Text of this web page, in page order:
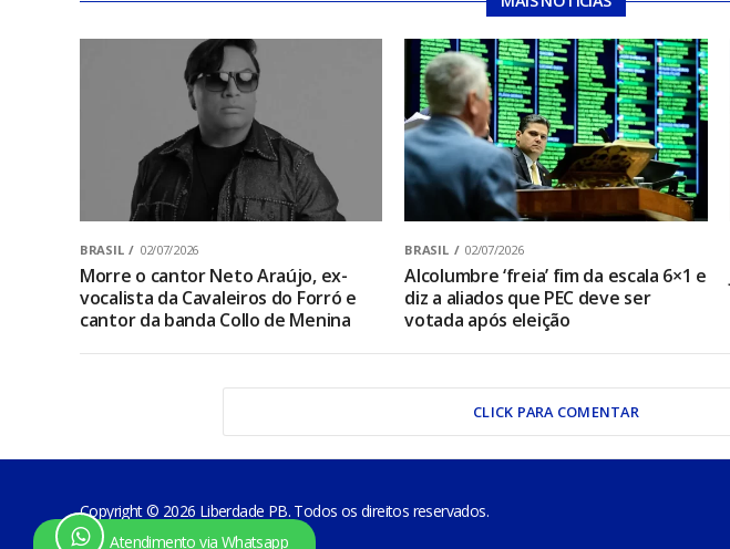
BRASIL 02/07/2026
Morre o cantor Neto Araújo, ex-
vocalista da Cavaleiros do Forró e
cantor da banda Collo de Menina
BRASIL 02/07/2026
Alcolumbre ‘freia’ fim da escala 6×1 e
diz a aliados que PEC deve ser
votada após eleição
CLICK PARA COMENTAR
Atendimento via Whatsapp
Copyright © 2026 Liberdade PB. Todos os direitos reservados.